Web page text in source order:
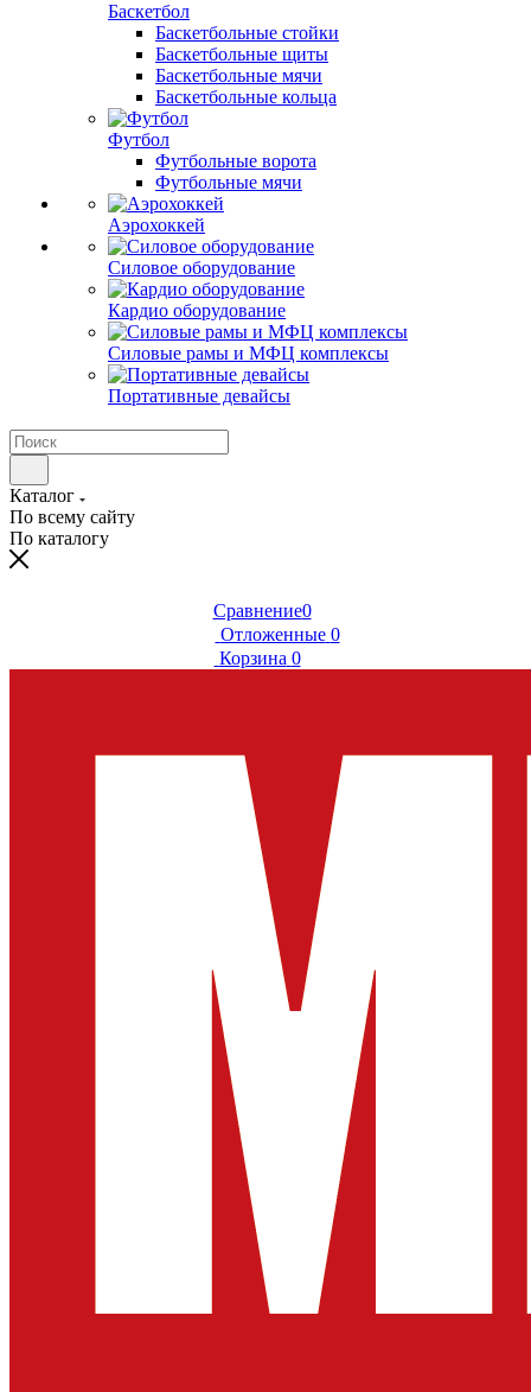
Баскетбол
Баскетбольные стойки
Баскетбольные щиты
Баскетбольные мячи
Баскетбольные кольца
Футбол
Футбольные ворота
Футбольные мячи
Аэрохоккей
Силовое оборудование
Кардио оборудование
Силовые рамы и МФЦ комплексы
Портативные девайсы
Каталог
По всему сайту
По каталогу
Сравнение0
Отложенные 0
Корзина 0